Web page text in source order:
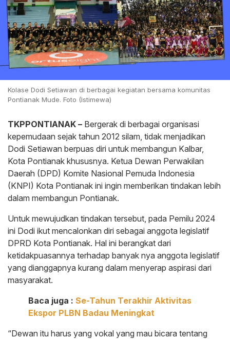
Kolase Dodi Setiawan di berbagai kegiatan bersama komunitas
Pontianak Mude. Foto (Istimewa)
TKPPONTIANAK – Bergerak di berbagai organisasi
kepemudaan sejak tahun 2012 silam, tidak menjadikan
Dodi Setiawan berpuas diri untuk membangun Kalbar,
Kota Pontianak khususnya. Ketua Dewan Perwakilan
Daerah (DPD) Komite Nasional Pemuda Indonesia
(KNPI) Kota Pontianak ini ingin memberikan tindakan lebih
dalam membangun Pontianak.
Untuk mewujudkan tindakan tersebut, pada Pemilu 2024
ini Dodi ikut mencalonkan diri sebagai anggota legislatif
DPRD Kota Pontianak. Hal ini berangkat dari
ketidakpuasannya terhadap banyak nya anggota legislatif
yang dianggapnya kurang dalam menyerap aspirasi dari
masyarakat.
Baca juga : Se-Tahun Terakhir Aktivitas
Ekspor PLBN Badau Meningkat
“Dewan itu harus yang vokal yang mau bicara tentang